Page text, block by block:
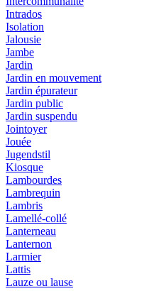
Intrados
Isolation
Jalousie
Jambe
Jardin
Jardin en mouvement
Jardin épurateur
Jardin public
Jardin suspendu
Jointoyer
Jouée
Jugendstil
Kiosque
Lambourdes
Lambrequin
Lambris
Lamellé-collé
Lanterneau
Lanternon
Larmier
Lattis
Lauze ou lause